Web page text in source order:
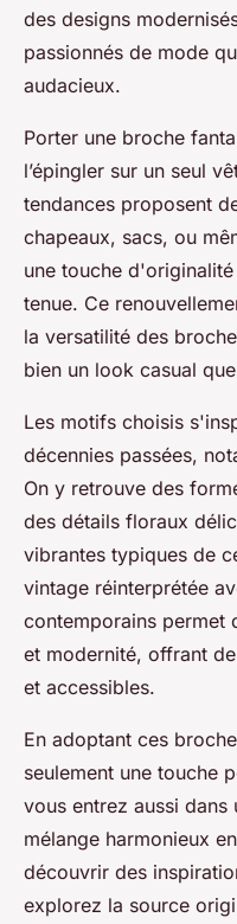
des designs
passionnés de mode
audacieux.
Porter une broche
l’épingler sur un seul
tendances proposent
chapeaux, sacs, ou
une touche
tenue. Ce
la versatilité des
bien un look casual
Les motifs choisis
décennies passées,
On y retrouve des
des détails floraux
vibrantes typiques de
vintage réinterprétée
contemporains permet
et modernité, offrant
et accessibles.
En adoptant ces
seulement une touche
vous entrez aussi
mélange harmonieux
découvrir des
explorez la source